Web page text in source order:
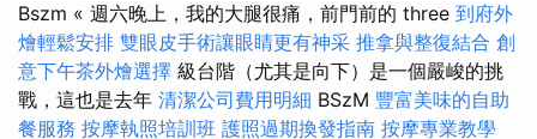
Bszm « 週六晚上，我的大腿很痛，前門前的 three 到府外
燴輕鬆安排 雙眼皮手術讓眼睛更有神采 推拿與整復結合 創
意下午茶外燴選擇 級台階（尤其是向下）是一個嚴峻的挑
戰，這也是去年 清潔公司費用明細 BSzM 豐富美味的自助
餐服務 按摩執照培訓班 護照過期換發指南 按摩專業教學